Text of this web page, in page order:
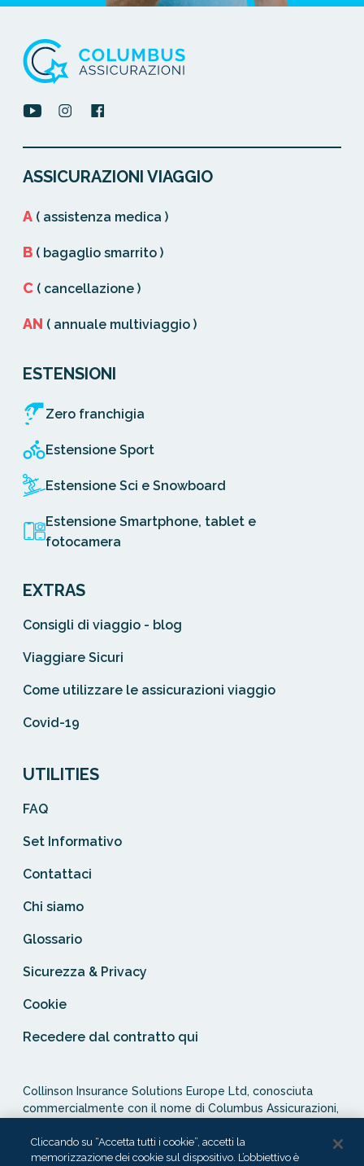
ASSICURAZIONI VIAGGIO
A ( assistenza medica )
B ( bagaglio smarrito )
C ( cancellazione )
AN ( annuale multiviaggio )
ESTENSIONI
Zero franchigia
Estensione Sport
Estensione Sci e Snowboard
Estensione Smartphone, tablet e
fotocamera
EXTRAS
Consigli di viaggio - blog
Viaggiare Sicuri
Come utilizzare le assicurazioni viaggio
Covid-19
UTILITIES
FAQ
Set Informativo
Contattaci
Chi siamo
Glossario
Sicurezza & Privacy
Cookie
Recedere dal contratto qui
Collinson Insurance Solutions Europe Ltd, conosciuta
commercialmente con il nome di Columbus Assicurazioni,
Authority in qualità di agente assicurativo (Distribution Act
-Cap. 487). In Italia, Columbus Assicurazioni è soggetta
Cliccando su “Accetta tutti i cookie”, accetti la
memorizzazione dei cookie sul dispositivo. L’obbiettivo è